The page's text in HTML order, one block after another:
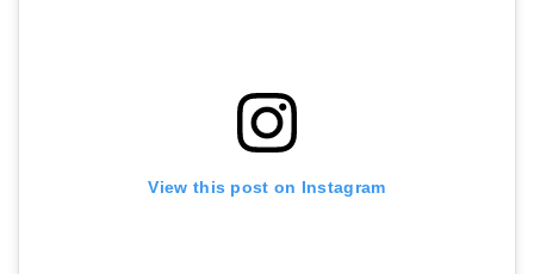
View this post on Instagram